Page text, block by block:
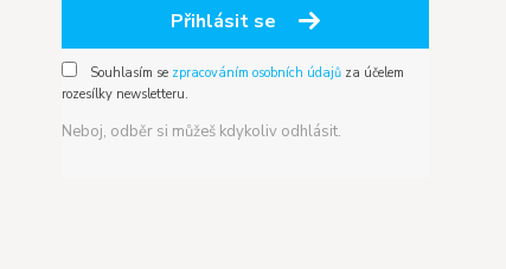
Přihlásit se
Souhlasím se zpracováním osobních údajů za účelem
rozesílky newsletteru.
Neboj, odběr si můžeš kdykoliv odhlásit.